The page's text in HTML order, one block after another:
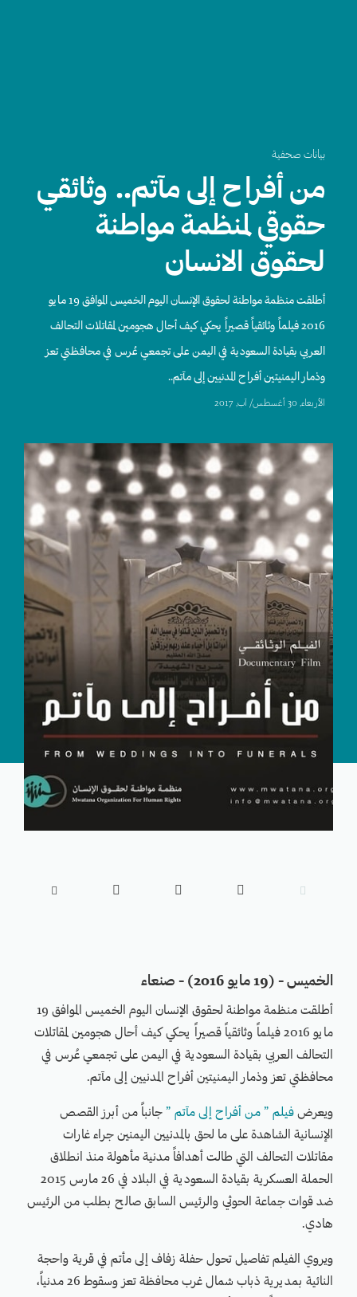
بيانات صحفية
من أفراح إلى مآتم.. وثائقي
حقوقي لمنظمة مواطنة
لحقوق الانسان
أطلقت منظمة مواطنة لحقوق الإنسان اليوم الخميس الموافق 19 مايو
2016 فيلماً وثائقياً قصيراً يحكي كيف أحال هجومين لمقاتلات التحالف
العربي بقيادة السعودية في اليمن على تجمعي عُرس في محافظتي تعز
وذمار اليمنيتين أفراح المدنيين إلى مآتم..
اﻷربعاء, 30 أغسطس/ آب, 2017





الخميس - (19 مايو 2016) - صنعاء
أطلقت منظمة مواطنة لحقوق الإنسان اليوم الخميس الموافق 19
مايو 2016 فيلماً وثائقياً قصيراً يحكي كيف أحال هجومين لمقاتلات
التحالف العربي بقيادة السعودية في اليمن على تجمعي عُرس في
محافظتي تعز وذمار اليمنيتين أفراح المدنيين إلى مآتم.
ويعرض فيلم ” من أفراح إلى مآتم ” جانباً من أبرز القصص
الإنسانية الشاهدة على ما لحق بالمدنيين اليمنين جراء غارات
مقاتلات التحالف التي طالت أهدافاً مدنية مأهولة منذ انطلاق
الحملة العسكرية بقيادة السعودية في البلاد في 26 مارس 2015
ضد قوات جماعة الحوثي والرئيس السابق صالح بطلب من الرئيس
هادي.
ويروي الفيلم تفاصيل تحول حفلة زفاف إلى مأتم في قرية واحجة
النائية بمديرية ذباب شمال غرب محافظة تعز وسقوط 26 مدنياً،